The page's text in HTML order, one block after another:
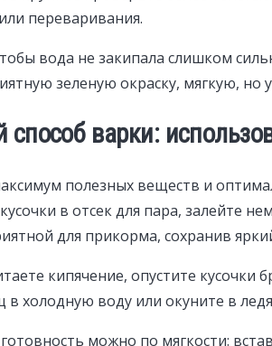
переваривания.
вода не закипала слишком
зеленую окраску, мягкую, но
варки:
полезных веществ и
в отсек для пара, залейте
для прикорма, сохранив
кипячение, опустите
холодную воду или окуните в
можно по мягкости: